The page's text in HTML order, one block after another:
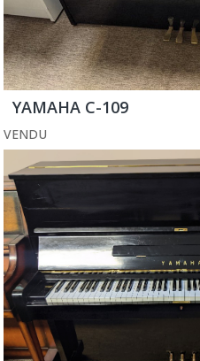
YAMAHA C-109
VENDU